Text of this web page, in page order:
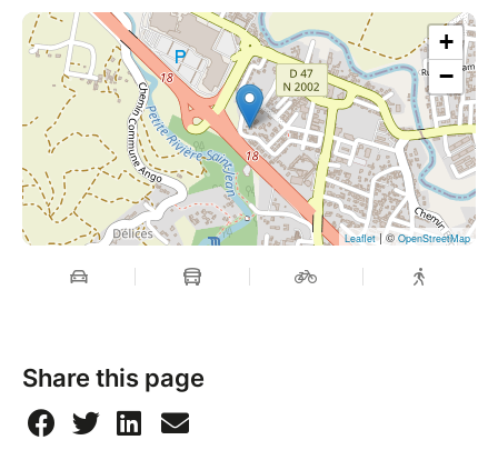
+
−
Leaflet | ©OpenStreetMap
Share this page